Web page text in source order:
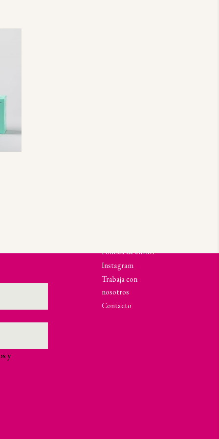
y
Política de envíos
Instagram
Trabaja con
nosotros
Contacto